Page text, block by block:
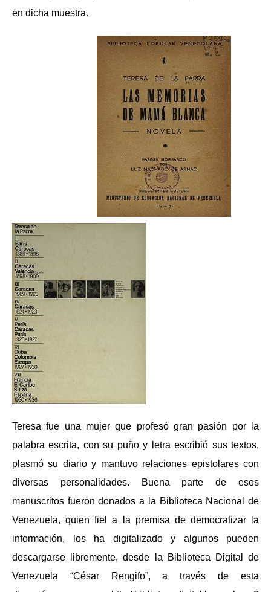
en dicha muestra.
Teresa fue una mujer que profesó gran pasión por la
palabra escrita, con su puño y letra escribió sus textos,
plasmó su diario y mantuvo relaciones epistolares con
diversas personalidades. Buena parte de esos
manuscritos fueron donados a la Biblioteca Nacional de
Venezuela, quien fiel a la premisa de democratizar la
información, los ha digitalizado y algunos pueden
descargarse libremente, desde la Biblioteca Digital de
Venezuela “César Rengifo”, a través de esta